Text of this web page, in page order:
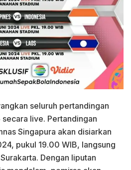
seluruh pertandingan
live. Pertandingan
Singapura akan disiarkan
pukul 19.00 WIB, langsung
Dengan liputan